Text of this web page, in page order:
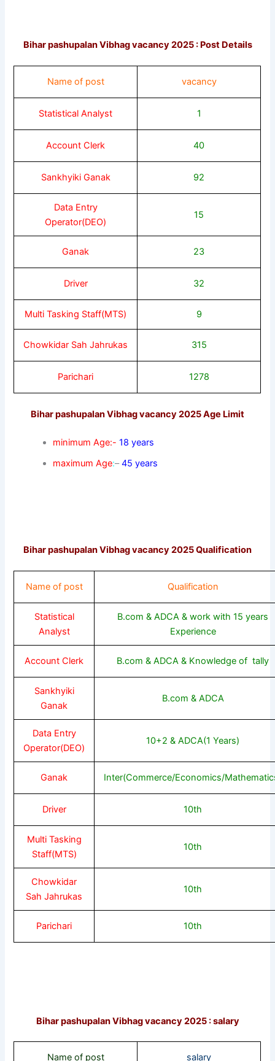
Bihar pashupalan Vibhag vacancy 2025 : Post Details
Name of post vacancy
Statistical Analyst 1
Account Clerk 40
Sankhyiki Ganak 92
Data Entry
Operator(DEO)
15
Ganak 23
Driver 32
Multi Tasking Staff(MTS) 9
Chowkidar Sah Jahrukas 315
Parichari 1278
Bihar pashupalan Vibhag vacancy 2025 Age Limit
minimum Age:-18 years
maximum Age:–45 years
Bihar pashupalan Vibhag vacancy 2025 Qualification
Name of post Qualification
Statistical
Analyst
B.com & ADCA & work with 15 years
Experience
Account Clerk B.com & ADCA & Knowledge of tally
Sankhyiki
Ganak
B.com & ADCA
Data Entry
Operator(DEO)
10+2 & ADCA(1 Years)
Ganak Inter(Commerce/Economics/
Driver 10th
Multi Tasking
Staff(MTS)
10th
Chowkidar
Sah Jahrukas
10th
Parichari 10th
Bihar pashupalan Vibhag vacancy 2025 : salary
Name of post salary